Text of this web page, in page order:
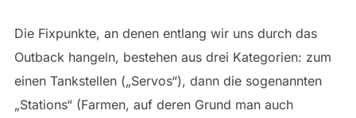
Die Fixpunkte, an denen entlang wir uns durch das
Outback hangeln, bestehen aus drei Kategorien: zum
einen Tankstellen („Servos“), dann die sogenannten
„Stations“ (Farmen, auf deren Grund man auch